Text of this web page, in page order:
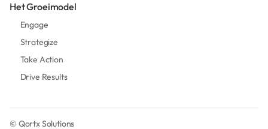
Het Groeimodel
Engage
Strategize
Take Action
Drive Results
© Qortx Solutions